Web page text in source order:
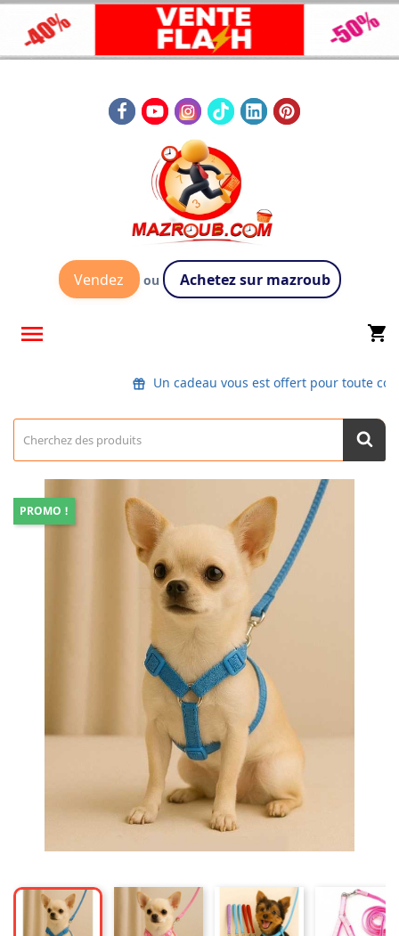
Vendez ou Achetez sur mazroub
 shopping_cart
Un cadeau vous est offert pour toute
PROMO !